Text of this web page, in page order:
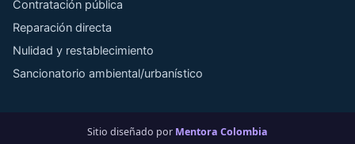
Contratación pública
Reparación directa
Nulidad y restablecimiento
Sancionatorio ambiental/urbanístico
Sitio diseñado por Mentora Colombia